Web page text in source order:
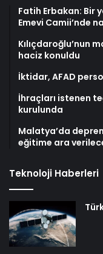
Fatih Erbakan: Bir
Emevi Camii’nde
Kılıçdaroğlu’nun
haciz konuldu
İktidar, AFAD
İhraçları istenen
kurulunda
Malatya’da
eğitime ara
Teknoloji Haberleri